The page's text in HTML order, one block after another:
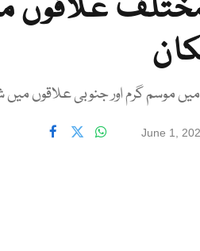
علاقوں
موسم گرم اور جنوبی علاقوں
June 1,